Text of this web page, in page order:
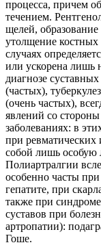
процесса, причем
течением.
щелей,
утолщение
случаях
или ускорена лишь
диагнозе
(частых),
(очень частых),
явлений со
заболеваниях: в
при ревматических
собой лишь особую
Полиартралгии
особенно часты
гепатите, при
также при
суставов при
артропатии):
Гоше.